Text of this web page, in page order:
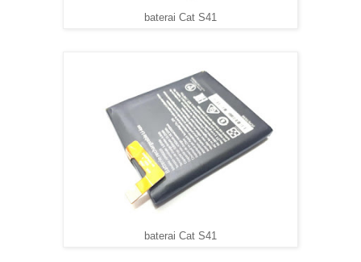
baterai Cat S41
baterai Cat S41